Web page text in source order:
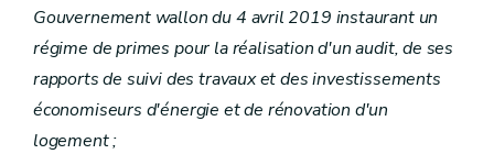
Gouvernement wallon du 4 avril 2019 instaurant un
régime de primes pour la réalisation d'un audit, de ses
rapports de suivi des travaux et des investissements
économiseurs d'énergie et de rénovation d'un
logement ;